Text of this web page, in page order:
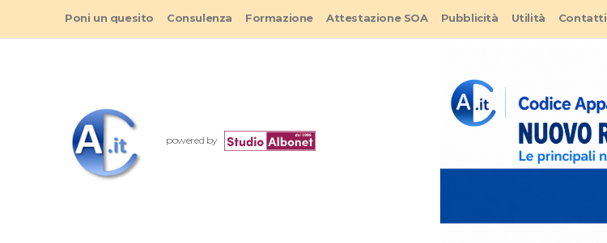
Poni un quesito Consulenza Formazione Attestazione SOA Pubblicità Utilità Contatti
powered by